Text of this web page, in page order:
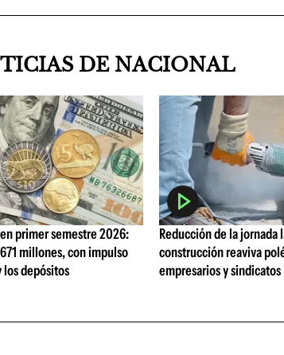
DE NACIONAL
primer semestre 2026:
millones, con impulso
depósitos
Reducción de la jornada
construcción reaviva
empresarios y sindicatos